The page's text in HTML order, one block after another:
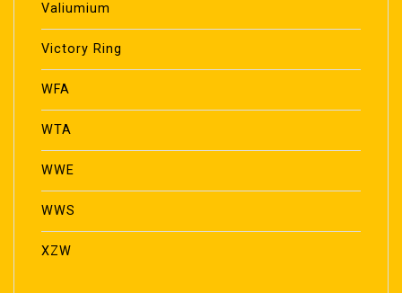
Valiumium
Victory Ring
WFA
WTA
WWE
WWS
XZW